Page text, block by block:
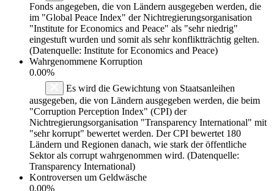
Fonds angegeben, die von Ländern ausgegeben werden, die
im "Global Peace Index" der Nichtregierungsorganisation
"Institute for Economics and Peace" als "sehr niedrig"
eingestuft wurden und somit als sehr konfliktträchtig gelten.
(Datenquelle: Institute for Economics and Peace)
Wahrgenommene Korruption
0.00%
Es wird die Gewichtung von Staatsanleihen
ausgegeben, die von Ländern ausgegeben werden, die beim
"Corruption Perception Index" (CPI) der
Nichtregierungsorganisation "Transparency International" mit
"sehr korrupt" bewertet werden. Der CPI bewertet 180
Ländern und Regionen danach, wie stark der öffentliche
Sektor als corrupt wahrgenommen wird. (Datenquelle:
Transparency International)
Kontroversen um Geldwäsche
0.00%